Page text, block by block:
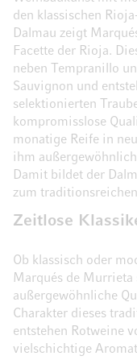
den klassischen
Dalmau zeigt
Facette der Rioja.
neben Tempranillo
Sauvignon und
selektionierten
kompromisslose
monatige Reife in
ihm
Damit bildet der
zum
Zeitlose
Ob klassisch oder
Marqués de
außergewöhnliche
Charakter dieses
entstehen Rotweine
vielschichtige